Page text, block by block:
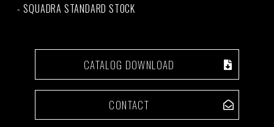
SQUADRA STANDARD STOCK
CATALOG DOWNLOAD
CONTACT